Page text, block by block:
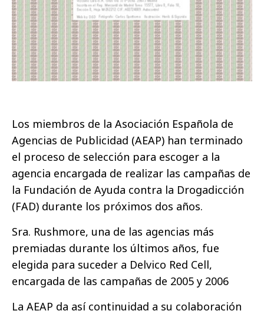
Los miembros de la Asociación Española de
Agencias de Publicidad (AEAP) han terminado
el proceso de selección para escoger a la
agencia encargada de realizar las campañas de
la Fundación de Ayuda contra la Drogadicción
(FAD) durante los próximos dos años.
Sra. Rushmore, una de las agencias más
premiadas durante los últimos años, fue
elegida para suceder a Delvico Red Cell,
encargada de las campañas de 2005 y 2006
La AEAP da así continuidad a su colaboración